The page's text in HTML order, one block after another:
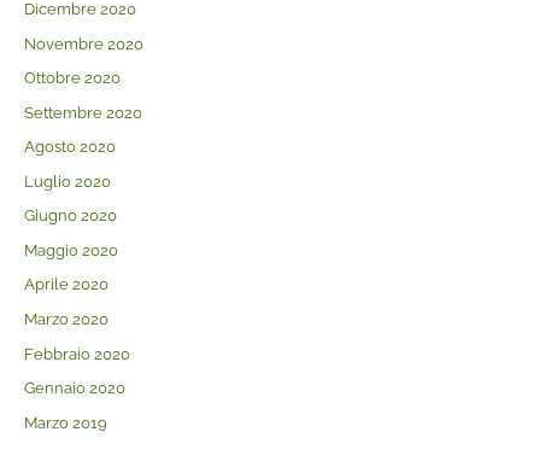
Dicembre 2020
Novembre 2020
Ottobre 2020
Settembre 2020
Agosto 2020
Luglio 2020
Giugno 2020
Maggio 2020
Aprile 2020
Marzo 2020
Febbraio 2020
Gennaio 2020
Marzo 2019